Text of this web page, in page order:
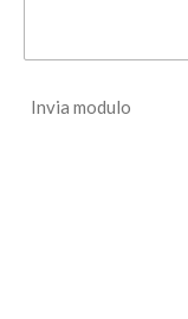
Invia modulo